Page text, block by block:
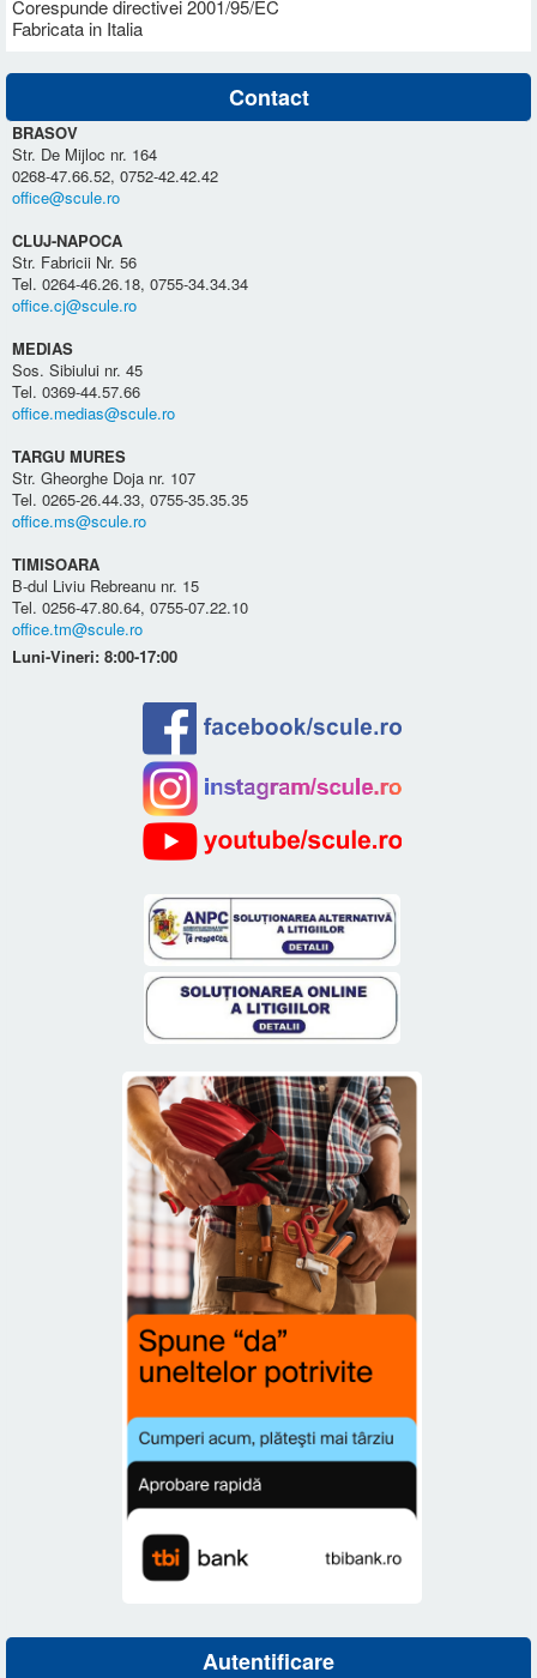
Corespunde directivei 2001/95/EC
Fabricata in Italia
Contact
BRASOV
Str. De Mijloc nr. 164
0268-47.66.52, 0752-42.42.42
office@scule.ro
CLUJ-NAPOCA
Str. Fabricii Nr. 56
Tel. 0264-46.26.18, 0755-34.34.34
office.cj@scule.ro
MEDIAS
Sos. Sibiului nr. 45
Tel. 0369-44.57.66
office.medias@scule.ro
TARGU MURES
Str. Gheorghe Doja nr. 107
Tel. 0265-26.44.33, 0755-35.35.35
office.ms@scule.ro
TIMISOARA
B-dul Liviu Rebreanu nr. 15
Tel. 0256-47.80.64, 0755-07.22.10
office.tm@scule.ro
Luni-Vineri: 8:00-17:00
Autentificare